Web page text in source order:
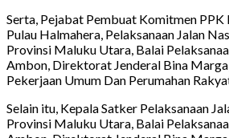
Serta, Pejabat Pembuat Komitmen PPK
Pulau Halmahera, Pelaksanaan Jalan
Provinsi Maluku Utara, Balai
Ambon, Direktorat Jenderal Bina
Pekerjaan Umum Dan Perumahan
Selain itu, Kepala Satker Pelaksanaan
Provinsi Maluku Utara, Balai